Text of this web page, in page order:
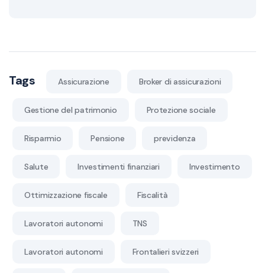
Tags Assicurazione Broker di assicurazioni
Gestione del patrimonio Protezione sociale
Risparmio Pensione previdenza
Salute Investimenti finanziari Investimento
Ottimizzazione fiscale Fiscalità
Lavoratori autonomi TNS
Lavoratori autonomi Frontalieri svizzeri